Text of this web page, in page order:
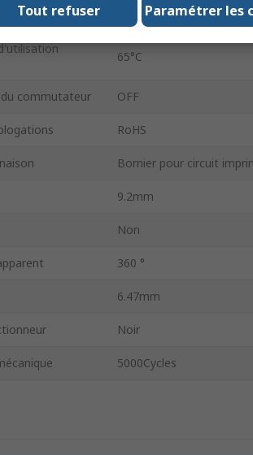
Circuit imprimé
65°C
commutateur OFF
RoHS
Bornier pour circuit
9.2mm
Non
360 °
6.47mm
Noir
5000Cycles
Paramétrer les
Tout refuser